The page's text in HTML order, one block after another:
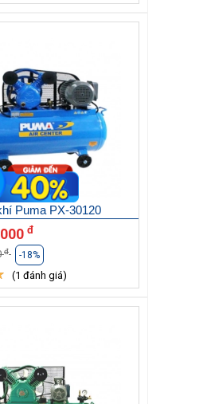
Puma PX-30120
đ
đ -18%
(1 đánh giá)